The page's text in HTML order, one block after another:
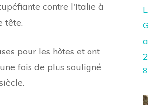
contre l'Italie à
tête.
pour les hôtes et ont
fois de plus souligné